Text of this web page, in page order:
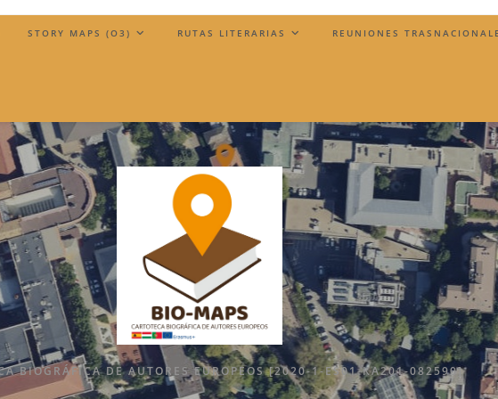
STORY MAPS (O3) RUTAS LITERARIAS REUNIONES
BIOGRÁFICA DE AUTORES EUROPEOS [2020-1-ES01-KA201-082590]